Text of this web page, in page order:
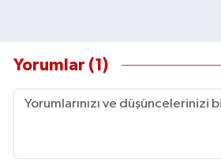
Yorumlar (1)